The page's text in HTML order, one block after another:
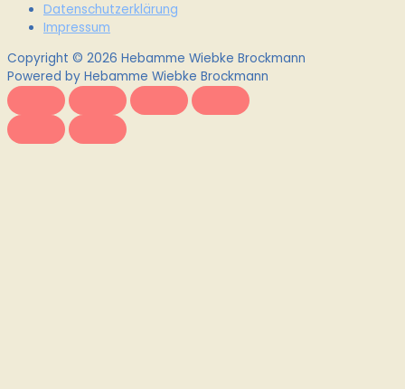
Datenschutzerklärung
Impressum
Copyright © 2026 Hebamme Wiebke Brockmann
Powered by Hebamme Wiebke Brockmann